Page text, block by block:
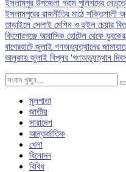
ইসলামপুর উপজেলা গ্রাম পুলিশদের
ইসলামপুরের রাজনীতির মাঠে শক্তিশালী
তাড়াইলে সেলাই মেশিন ও হুইল চেয়ার
কিশোরগঞ্জে আবাসিক হোটেল থেকে
বাগেরহাটে জুলাই গণঅভ্যুত্থানের
ভালুকায় জুলাই বিপ্লব ‘গণঅভ্যুত্থান
মূলপাতা
জাতীয়
সারাদেশ
আন্তর্জাতিক
খেলা
বিনোদন
বিবিধ